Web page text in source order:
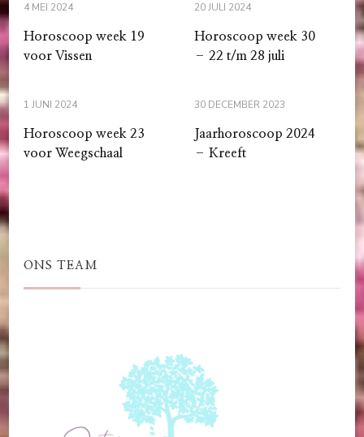
4 MEI 2024
Horoscoop week 19
voor Vissen
20 JULI 2024
Horoscoop week 30
– 22 t/m 28 juli
1 JUNI 2024
Horoscoop week 23
voor Weegschaal
30 DECEMBER 2023
Jaarhoroscoop 2024
– Kreeft
ONS TEAM